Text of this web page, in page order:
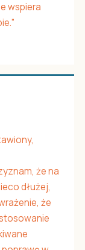
wspiera
że na
dłużej,
że